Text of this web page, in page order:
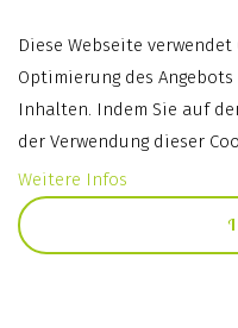
© 2017 Tourist Center
Diese Webseite
Optimierung des
Inhalten. Indem Sie auf
der Verwendung dieser
Weitere Infos
I